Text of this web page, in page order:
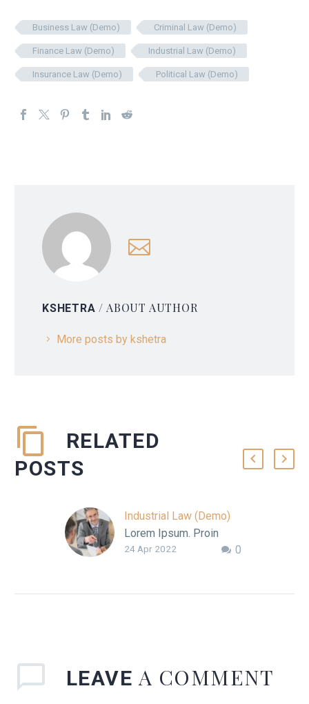
Business Law (Demo) Criminal Law (Demo)
Finance Law (Demo) Industrial Law (Demo)
Insurance Law (Demo) Political Law (Demo)
KSHETRA / ABOUT AUTHOR
More posts by kshetra
RELATED
POSTS
Industrial Law (Demo)
Lorem Ipsum. Proin
gravida nibh vel velit
0
24 Apr 2022
LEAVE A COMMENT